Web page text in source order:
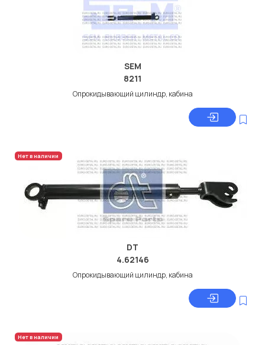
SEM
8211
Опрокидывающий цилиндр, кабина
Нет в наличии
DT
4.62146
Опрокидывающий цилиндр, кабина
Нет в наличии